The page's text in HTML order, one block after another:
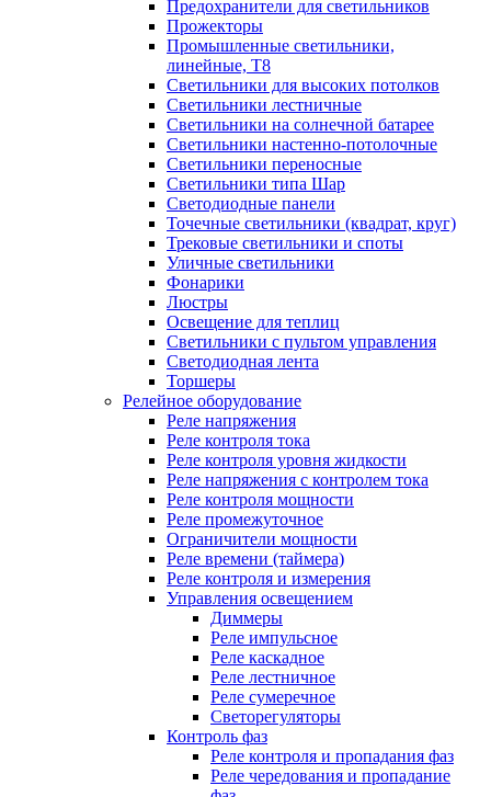
Предохранители для светильников
Прожекторы
Промышленные светильники,
линейные, Т8
Светильники для высоких потолков
Светильники лестничные
Светильники на солнечной батарее
Светильники настенно-потолочные
Светильники переносные
Светильники типа Шар
Светодиодные панели
Точечные светильники (квадрат, круг)
Трековые светильники и споты
Уличные светильники
Фонарики
Люстры
Освещение для теплиц
Светильники с пультом управления
Светодиодная лента
Торшеры
Релейное оборудование
Реле напряжения
Реле контроля тока
Реле контроля уровня жидкости
Реле напряжения с контролем тока
Реле контроля мощности
Реле промежуточное
Ограничители мощности
Реле времени (таймера)
Реле контроля и измерения
Управления освещением
Диммеры
Реле импульсное
Реле каскадное
Реле лестничное
Реле сумеречное
Светорегуляторы
Контроль фаз
Реле контроля и пропадания фаз
Реле чередования и пропадание